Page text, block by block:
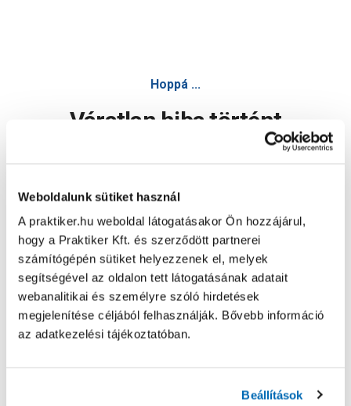
Weboldalunk sütiket használ
A praktiker.hu weboldal látogatásakor Ön hozzájárul,
hogy a Praktiker Kft. és szerződött partnerei
számítógépén sütiket helyezzenek el, melyek
segítségével az oldalon tett látogatásának adatait
webanalitikai és személyre szóló hirdetések
megjelenítése céljából felhasználják. Bővebb információ
az adatkezelési tájékoztatóban.
Beállítások
Hoppá ...
Váratlan hiba történt
Oldal újratöltése